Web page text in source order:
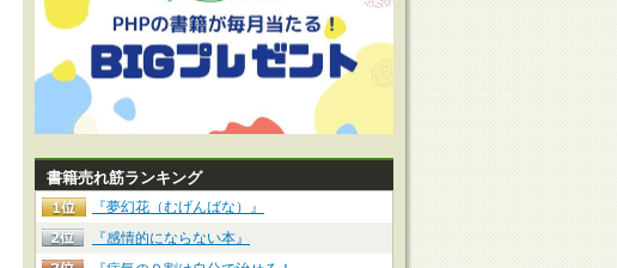
書籍売れ筋ランキング
『夢幻花（むげんばな）』
『感情的にならない本』